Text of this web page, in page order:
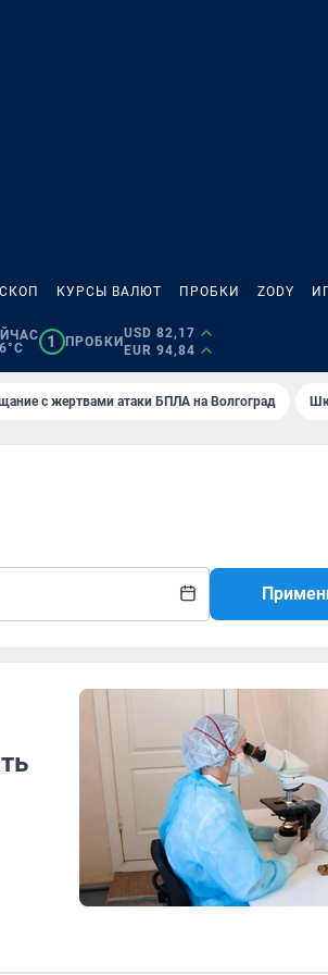
КУРСЫ ВАЛЮТ ПРОБКИ ZODY
1 ПРОБКИ
USD 82,17
EUR 94,84
с жертвами атаки БПЛА на Волгоград